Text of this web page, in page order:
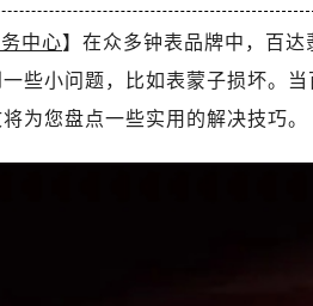
上城区钱江路1366号华润大厦写
金东区东市南街777号金华万达广
南湖区广益路705号嘉兴世界贸易
红谷滩新区红谷中大道998号绿地
中心】在众多钟表品牌中，百
些小问题，比如表蒙子损坏。
为您盘点一些实用的解决技巧。